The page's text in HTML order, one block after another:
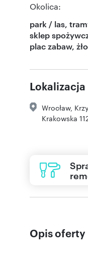
Okolica:
park / las,
sklep
plac zabaw,
Lokalizacja
Wrocław,
Krakowska
Opis oferty